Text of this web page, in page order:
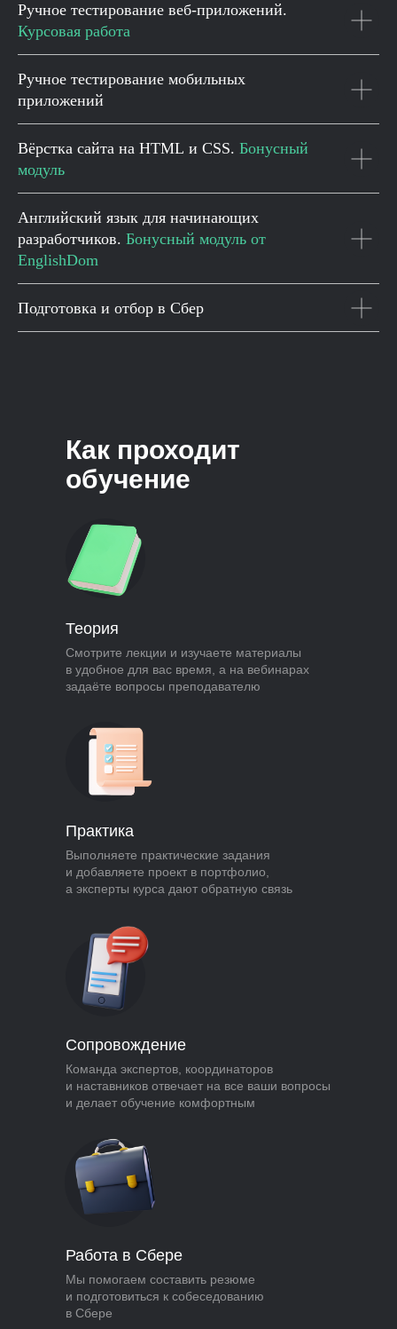
Ручное тестирование веб-приложений.
Курсовая работа
Ручное тестирование мобильных
приложений
Вёрстка сайта на HTML и CSS. Бонусный
модуль
Английский язык для начинающих
разработчиков. Бонусный модуль от
EnglishDom
Подготовка и отбор в Сбер
Сопровождение
Команда экспертов, координаторов
и наставников отвечает на все ваши вопросы
и делает обучение комфортным
Работа в Сбере
Мы помогаем составить резюме
и подготовиться к собеседованию
в Сбере
Как проходит
обучение
Теория
Смотрите лекции и изучаете материалы
в удобное для вас время, а на вебинарах
задаёте вопросы преподавателю
Практика
Выполняете практические задания
и добавляете проект в портфолио,
а эксперты курса дают обратную связь